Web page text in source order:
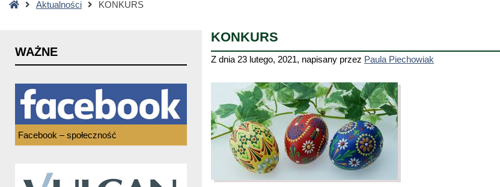
StronaAktualności KONKURS
KONKURS
Z dnia 23 lutego, 2021, napisany przez Paula Piechowiak
WAŻNE
Facebook – społeczność